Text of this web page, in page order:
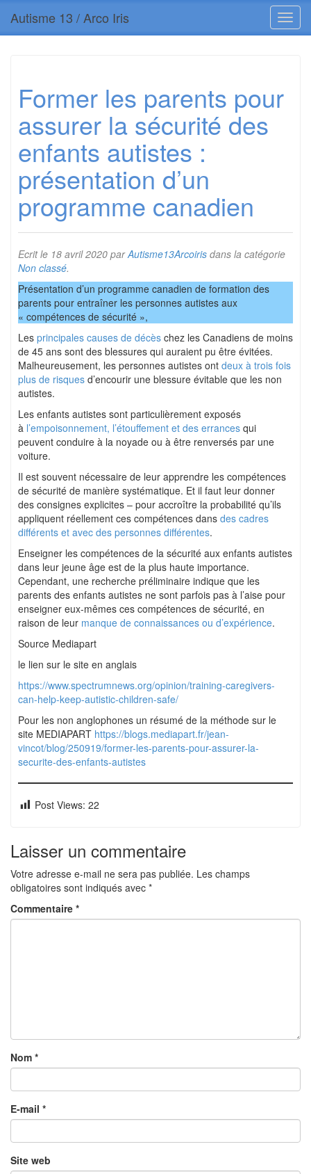
Autisme 13 / Arco Iris
Former les parents pour
assurer la sécurité des
enfants autistes :
présentation d’un
programme canadien
Ecrit le 18 avril 2020 parAutisme13Arcoiris dans la catégorie
Non classé.
Présentation d’un programme canadien de formation des
parents pour entraîner les personnes autistes aux
« compétences de sécurité »,
Les principales causes de décès chez les Canadiens de moins
de 45 ans sont des blessures qui auraient pu être évitées.
Malheureusement, les personnes autistes ont deux à trois fois
plus de risques d’encourir une blessure évitable que les non
autistes.
Les enfants autistes sont particulièrement exposés
à l’empoisonnement, l’étouffement et des errances qui
peuvent conduire à la noyade ou à être renversés par une
voiture.
Il est souvent nécessaire de leur apprendre les compétences
de sécurité de manière systématique. Et il faut leur donner
des consignes explicites – pour accroître la probabilité qu’ils
appliquent réellement ces compétences dans des cadres
différents et avec des personnes différentes.
Enseigner les compétences de la sécurité aux enfants autistes
dans leur jeune âge est de la plus haute importance.
Cependant, une recherche préliminaire indique que les
parents des enfants autistes ne sont parfois pas à l’aise pour
enseigner eux-mêmes ces compétences de sécurité, en
raison de leur manque de connaissances ou d’expérience.
Source Mediapart
le lien sur le site en anglais
https://www.spectrumnews.org/opinion/training-caregivers-
can-help-keep-autistic-children-safe/
Pour les non anglophones un résumé de la méthode sur le
site MEDIAPART https://blogs.mediapart.fr/jean-
vincot/blog/250919/former-les-parents-pour-assurer-la-
securite-des-enfants-autistes
Post Views: 22
Laisser un commentaire
Votre adresse e-mail ne sera pas publiée. Les champs
obligatoires sont indiqués avec *
Commentaire *
Nom *
E-mail *
Site web